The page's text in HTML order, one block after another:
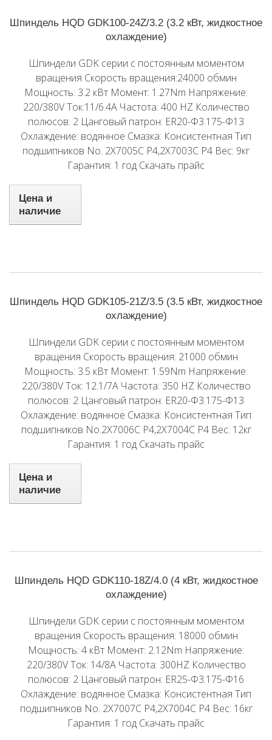
Шпиндель HQD GDK100-24Z/3.2 (3.2 кВт, жидкостное
охлаждение)
Шпиндели GDK серии с постоянным моментом
вращения Скорость вращения:24000 обмин
Мощность: 3.2 кВт Момент: 1.27Nm Напряжение:
220/380V Ток:11/6.4A Частота: 400 HZ Количество
полюсов: 2 Цанговый патрон: ER20-Φ3.175-Φ13
Охлаждение: водянное Смазка: Консистентная Тип
подшипников No. 2X7005C P4,2X7003C P4 Вес: 9кг
Гарантия: 1 год Скачать прайс
Цена и
наличие
Шпиндель HQD GDK105-21Z/3.5 (3.5 кВт, жидкостное
охлаждение)
Шпиндели GDK серии с постоянным моментом
вращения Скорость вращения: 21000 обмин
Мощность: 3.5 кВт Момент: 1.59Nm Напряжение:
220/380V Ток: 12.1/7A Частота: 350 HZ Количество
полюсов: 2 Цанговый патрон: ER20-Φ3.175-Φ13
Охлаждение: водянное Смазка: Консистентная Тип
подшипников No.2X7006C P4,2X7004C P4 Вес: 12кг
Гарантия: 1 год Скачать прайс
Цена и
наличие
Шпиндель HQD GDK110-18Z/4.0 (4 кВт, жидкостное
охлаждение)
Шпиндели GDK серии с постоянным моментом
вращения Скорость вращения: 18000 обмин
Мощность: 4 кВт Момент: 2.12Nm Напряжение:
220/380V Ток: 14/8A Частота: 300HZ Количество
полюсов: 2 Цанговый патрон: ER25-Φ3.175-Φ16
Охлаждение: водянное Смазка: Консистентная Тип
подшипников No. 2X7007C P4,2X7004C P4 Вес: 16кг
Гарантия: 1 год Скачать прайс